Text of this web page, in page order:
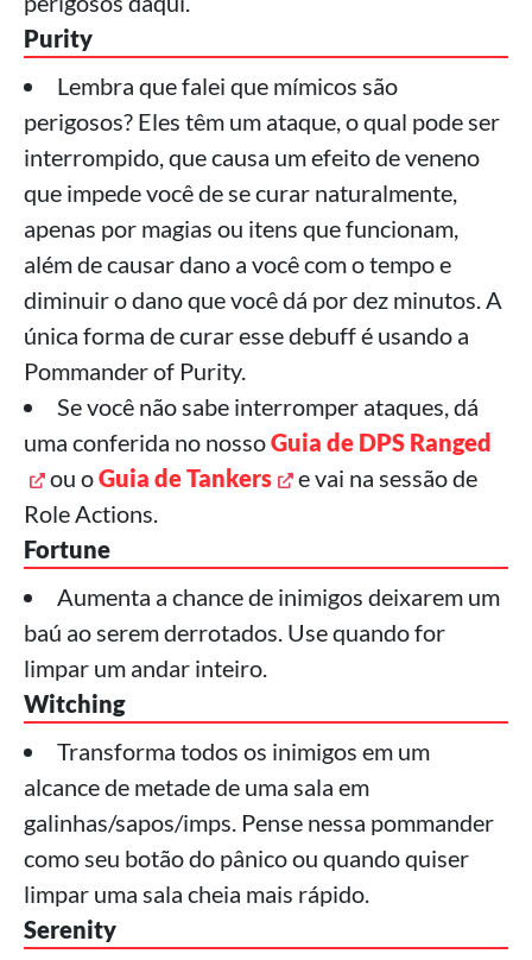
Purity
Lembra que falei que mímicos são
perigosos? Eles têm um ataque, o qual pode ser
interrompido, que causa um efeito de veneno
que impede você de se curar naturalmente,
apenas por magias ou itens que funcionam,
além de causar dano a você com o tempo e
diminuir o dano que você dá por dez minutos. A
única forma de curar esse debuff é usando a
Pommander of Purity.
Se você não sabe interromper ataques, dá
uma conferida no nossoGuia de DPS Ranged
ou oGuia de Tankers
e vai na sessão de
Role Actions.
Fortune
Aumenta a chance de inimigos deixarem um
baú ao serem derrotados. Use quando for
limpar um andar inteiro.
Witching
Transforma todos os inimigos em um
alcance de metade de uma sala em
galinhas/sapos/imps. Pense nessa pommander
como seu botão do pânico ou quando quiser
limpar uma sala cheia mais rápido.
Serenity